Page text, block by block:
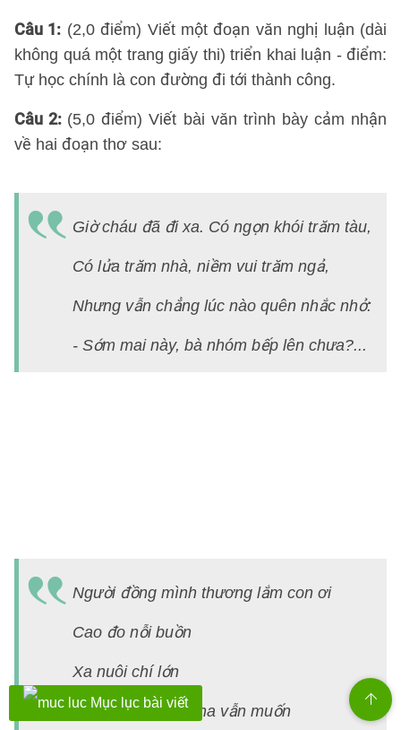
Câu 1: (2,0 điểm) Viết một đoạn văn nghị luận (dài
không quá một trang giấy thi) triển khai luận - điểm:
Tự học chính là con đường đi tới thành công.
Câu 2: (5,0 điểm) Viết bài văn trình bày cảm nhận
về hai đoạn thơ sau:
Giờ cháu đã đi xa. Có ngọn khói trăm tàu,
Có lửa trăm nhà, niềm vui trăm ngả,
Nhưng vẫn chẳng lúc nào quên nhắc nhở:
- Sớm mai này, bà nhóm bếp lên chưa?...
Người đồng mình thương lắm con ơi
Cao đo nỗi buồn
Xa nuôi chí lớn
Dẫu làm sao thì cha vẫn muốn
Mục lục bài viết